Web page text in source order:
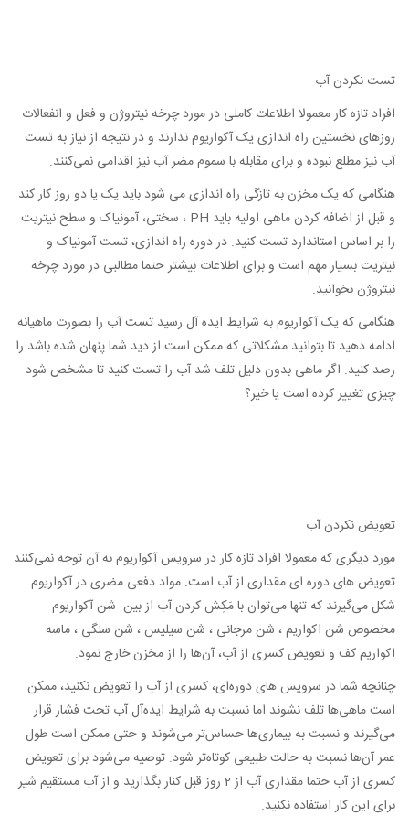
تست نکردن آب
افراد تازه کار معمولا اطلاعات کاملی در مورد چرخه نیتروژن و فعل و انفعالات
روزهای نخستین راه اندازی یک آکواریوم ندارند و در نتیجه از نیاز به تست
آب نیز مطلع نبوده و برای مقابله با سموم مضر آب نیز اقدامی نمی‌کنند.
هنگامی که یک مخزن به تازگی راه اندازی می شود باید یک یا دو روز کار کند
و قبل از اضافه کردن ماهی اولیه باید PH ، سختی، آمونیاک و سطح نیتریت
را بر اساس استاندارد تست کنید. در دوره راه اندازی، تست آمونیاک و
نیتریت بسیار مهم است و برای اطلاعات بیشتر حتما مطالبی در مورد چرخه
نیتروژن بخوانید.
هنگامی که یک آکواریوم به شرایط ایده آل رسید تست آب را بصورت ماهیانه
ادامه دهید تا بتوانید مشکلاتی که ممکن است از دید شما پنهان شده باشد را
رصد کنید. اگر ماهی بدون دلیل تلف شد آب را تست کنید تا مشخص شود
چیزی تغییر کرده است یا خیر؟
تعویض نکردن آب
مورد دیگری که معمولا افراد تازه کار در سرویس آکواریوم به آن توجه نمی‌کنند
تعویض های دوره ای مقداری از آب است. مواد دفعی مضری در آکواریوم
شکل می‌گیرند که تنها می‌توان با مَکِش کردن آب از بین شن آکواریوم
مخصوص شن اکواریم ، شن مرجانی ، شن سیلیس ، شن سنگی ، ماسه
اکواریم کف و تعویض کسری از آب، آن‌ها را از مخزن خارج نمود.
چنانچه شما در سرویس های دوره‌ای، کسری از آب را تعویض نکنید، ممکن
است ماهی‌ها تلف نشوند اما نسبت به شرایط ایده‌آل آب تحت فشار قرار
می‌گیرند و نسبت به بیماری‌ها حساس‌تر می‌شوند و حتی ممکن است طول
عمر آن‌ها نسبت به حالت طبیعی کوتاه‌تر شود. توصیه می‌شود برای تعویض
کسری از آب حتما مقداری آب از 2 روز قبل کنار بگذارید و از آب مستقیم شیر
برای این کار استفاده نکنید.